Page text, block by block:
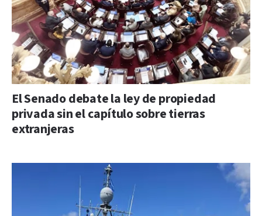
El Senado debate la ley de propiedad
privada sin el capítulo sobre tierras
extranjeras